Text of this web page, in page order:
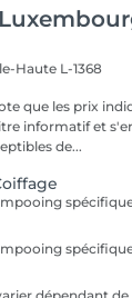
Haute L-1368
que les prix
informatif et
de...